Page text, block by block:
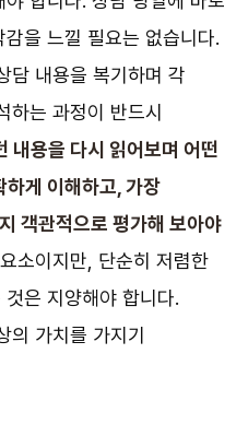
을 느낄 필요는 없습니다.
담 내용을 복기하며 각
하는 과정이 반드시
내용을 다시 읽어보며 어떤
하게 이해하고, 가장
객관적으로 평가해 보아야
소이지만, 단순히 저렴한
은 지양해야 합니다.
의 가치를 가지기